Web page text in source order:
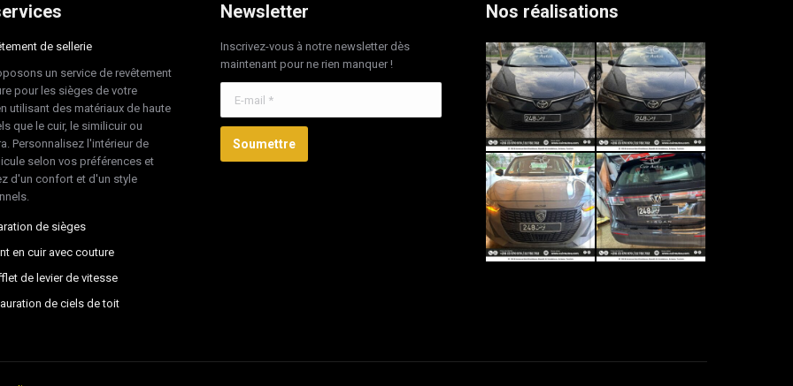
de sellerie
un service de revêtement
pour les sièges de votre
utilisant des matériaux de haute
que le cuir, le similicuir ou
Personnalisez l'intérieur de
selon vos préférences et
d'un confort et d'un style
de sièges
en cuir avec couture
de levier de vitesse
de ciels de toit
Newsletter
Inscrivez-vous à notre newsletter dès
maintenant pour ne rien manquer !
Soumettre
Nos réalisations